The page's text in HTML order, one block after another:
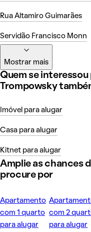
Rua Altamiro Guimarães
Servidão Francisco Monn
Mostrar mais
Quem se
Trompowsky
Imóvel para alugar
Casa para alugar
Kitnet para alugar
Amplie as chances
procure por
Apartamento
com 1 quarto
para alugar
com 2
para alugar